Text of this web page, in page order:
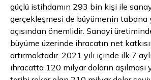
güçlü istihdamın 293 bin kişi ile
gerçekleşmesi de büyümenin tabana
açısından önemlidir. Sanayi
büyüme üzerinde ihracatın net
artırmaktadır. 2021 yılı içinde ilk 7
ihracatta 120 milyar doların aşılması